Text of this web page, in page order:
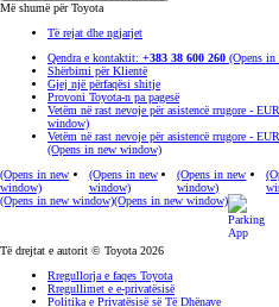
Më shumë për Toyota
Të rejat dhe ngjarjet
Qendra e kontaktit: +383 38 600 260 (Opens
Shërbimi për Klientë
Gjej një përfaqësi shitje
Provoni Toyota-n pa pagesë
Vetëm në rast nevoje për asistencë rrugore -
window)
Vetëm në rast nevoje për asistencë rrugore -
(Opens in new window)
(Opens in new
window)
(Opens in new
window)
(Opens in new
window)
(Opens in new window)(Opens in new window)
Të drejtat e autorit © Toyota 2026
Rregullorja e faqes Toyota
Rregullimet e e-privatësisë
Politika e Privatësisë së Të Dhënave